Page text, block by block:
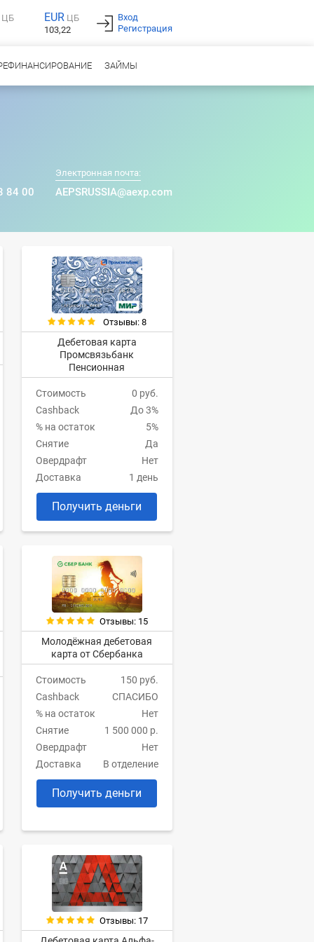
ЦБ EUR ЦБ
103,22
Вход
Регистрация
ЗАЙМЫ
84 00
Электронная почта:
AEPSRUSSIA@aexp.com
Отзывы: 8
Дебетовая карта
Промсвязьбанк
Пенсионная
Стоимость
0 руб.
Cashback
До 3%
% на остаток
5%
Снятие
Да
Овердрафт
Нет
Доставка
1 день
Получить деньги
Отзывы: 15
Молодёжная дебетовая
карта от Сбербанка
Стоимость
150 руб.
Cashback
СПАСИБО
% на остаток
Нет
Снятие
1 500 000 р.
Овердрафт
Нет
Доставка
В отделение
Получить деньги
Отзывы: 17